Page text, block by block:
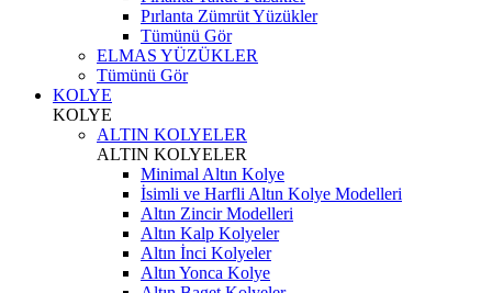
Pırlanta Zümrüt Yüzükler
Tümünü Gör
ELMAS YÜZÜKLER
Tümünü Gör
KOLYE
KOLYE
ALTIN KOLYELER
ALTIN KOLYELER
Minimal Altın Kolye
İsimli ve Harfli Altın Kolye Modelleri
Altın Zincir Modelleri
Altın Kalp Kolyeler
Altın İnci Kolyeler
Altın Yonca Kolye